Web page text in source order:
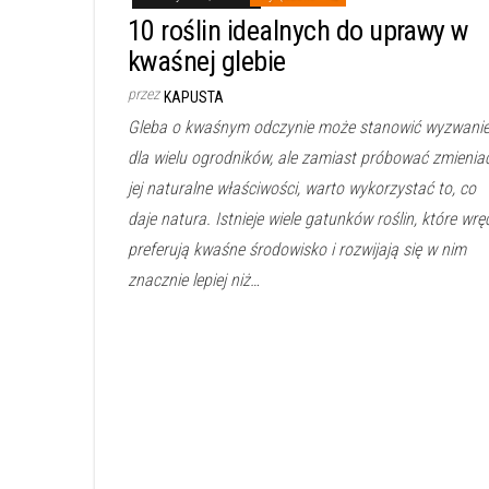
10 roślin idealnych do uprawy w
kwaśnej glebie
przez KAPUSTA
Gleba o kwaśnym odczynie może stanowić wyzwanie
dla wielu ogrodników, ale zamiast próbować
jej naturalne właściwości, warto wykorzystać to, co
daje natura. Istnieje wiele gatunków roślin, które
preferują kwaśne środowisko i rozwijają się w nim
znacznie lepiej niż…